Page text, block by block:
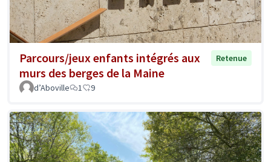
Parcours/jeux enfants intégrés aux
murs des berges de la Maine
Retenue
d’Aboville 1 9